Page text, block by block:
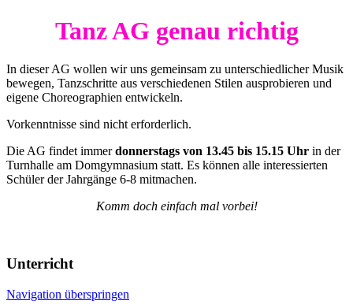
Tanz AG genau richtig
In dieser AG wollen wir uns gemeinsam zu unterschiedlicher Musik
bewegen, Tanzschritte aus verschiedenen Stilen ausprobieren und
eigene Choreographien entwickeln.
Vorkenntnisse sind nicht erforderlich.
Die AG findet immerdonnerstags von 13.45 bis 15.15 Uhr in der
Turnhalle am Domgymnasium statt. Es können alle interessierten
Schüler der Jahrgänge 6-8 mitmachen.
Komm doch einfach mal vorbei!
Unterricht
Navigation überspringen